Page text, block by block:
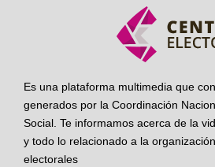
Es una plataforma multimedia que
generados por la Coordinación
Social. Te informamos acerca de la
y todo lo relacionado a la
electorales